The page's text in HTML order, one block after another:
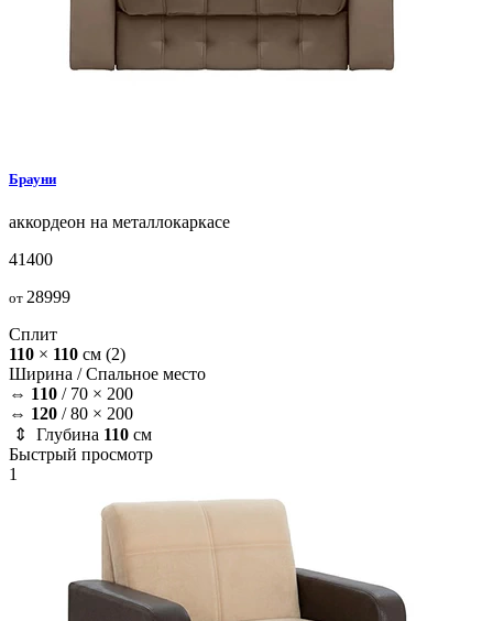
Брауни
аккордеон на металлокаркасе
41400
от 28999
Сплит
110 × 110 см (2)
Ширина /Спальное место
⇔ 110 / 70 × 200
⇔ 120 /80 × 200
⇕ Глубина 110 см
Быстрый просмотр
1